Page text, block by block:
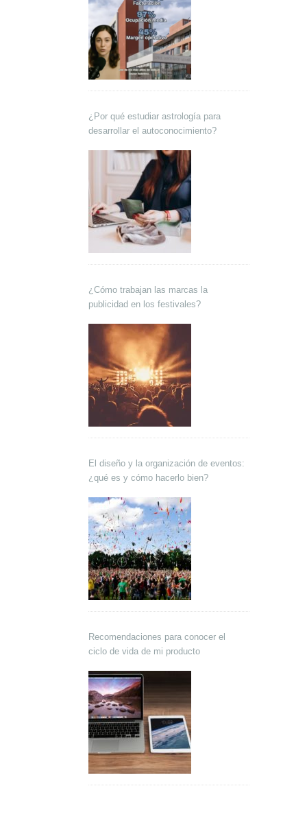
¿Por qué estudiar astrología para
desarrollar el autoconocimiento?
¿Cómo trabajan las marcas la
publicidad en los festivales?
El diseño y la organización de eventos:
¿qué es y cómo hacerlo bien?
Recomendaciones para conocer el
ciclo de vida de mi producto